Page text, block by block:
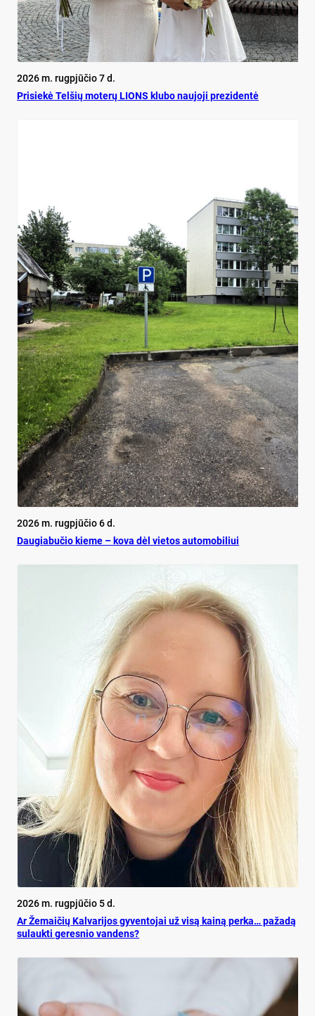
2026 m. rugpjūčio 7 d.
Pri­siekė Tel­šių mo­terų LIONS klu­bo nau­jo­ji pre­zi­dentė
2026 m. rugpjūčio 6 d.
Dau­gia­bu­čio kie­me – ko­va dėl vie­tos au­to­mo­bi­liui
2026 m. rugpjūčio 5 d.
Ar Že­mai­čių Kal­va­ri­jos gy­ven­to­jai už vi­są kai­ną per­ka… pa­ža­dą
su­lauk­ti ge­res­nio van­dens?